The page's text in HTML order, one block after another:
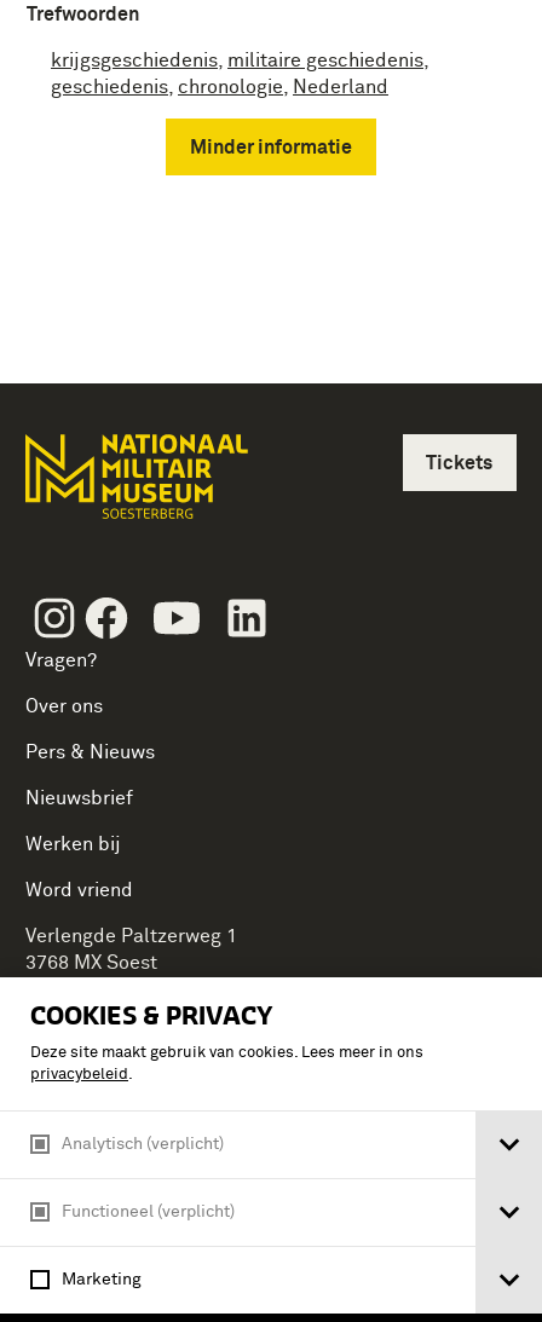
COOKIES & PRIVACY
Deze site maakt gebruik van cookies. Lees meer in ons
privacybeleid .
Analytisch (verplicht)
Functioneel (verplicht)
Marketing
Trefwoorden
krijgsgeschiedenis militaire geschiedenis
geschiedenis chronologie Nederland
Minder informatie
InstagramFacebookYoutube
Vragen?
Over ons
Pers & Nieuws
Nieuwsbrief
Werken bij
Word vriend
Tickets
Verlengde Paltzerweg 1
3768 MX Soest
Onderdeel van Stichting Koninklijke Defensiemusea,